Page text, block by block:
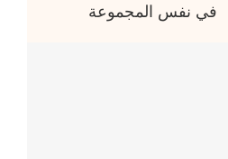
في نفس المجموعة